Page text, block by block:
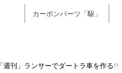
カーボンパーツ「駆」
「週刊」ランサーでダートラ車を作る!!